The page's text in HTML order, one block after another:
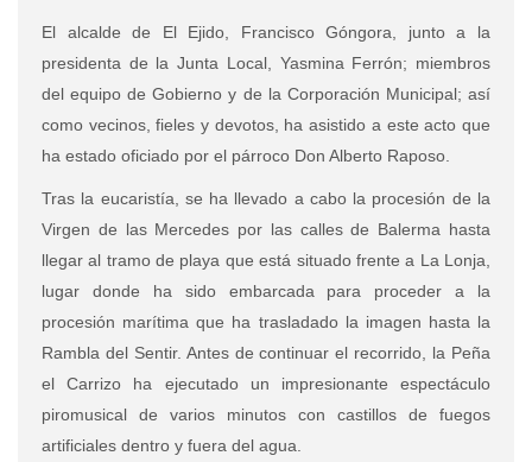
El alcalde de El Ejido, Francisco Góngora, junto a la
presidenta de la Junta Local, Yasmina Ferrón; miembros
del equipo de Gobierno y de la Corporación Municipal; así
como vecinos, fieles y devotos, ha asistido a este acto que
ha estado oficiado por el párroco Don Alberto Raposo.
Tras la eucaristía, se ha llevado a cabo la procesión de la
Virgen de las Mercedes por las calles de Balerma hasta
llegar al tramo de playa que está situado frente a La Lonja,
lugar donde ha sido embarcada para proceder a la
procesión marítima que ha trasladado la imagen hasta la
Rambla del Sentir. Antes de continuar el recorrido, la Peña
el Carrizo ha ejecutado un impresionante espectáculo
piromusical de varios minutos con castillos de fuegos
artificiales dentro y fuera del agua.